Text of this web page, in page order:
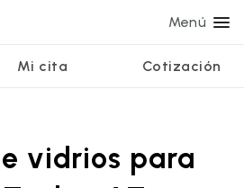
Menú
Mi cita Cotización
eléctricas
vidrios para